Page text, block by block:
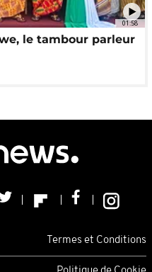
01:58
le tambour parleur
Termes et Conditions